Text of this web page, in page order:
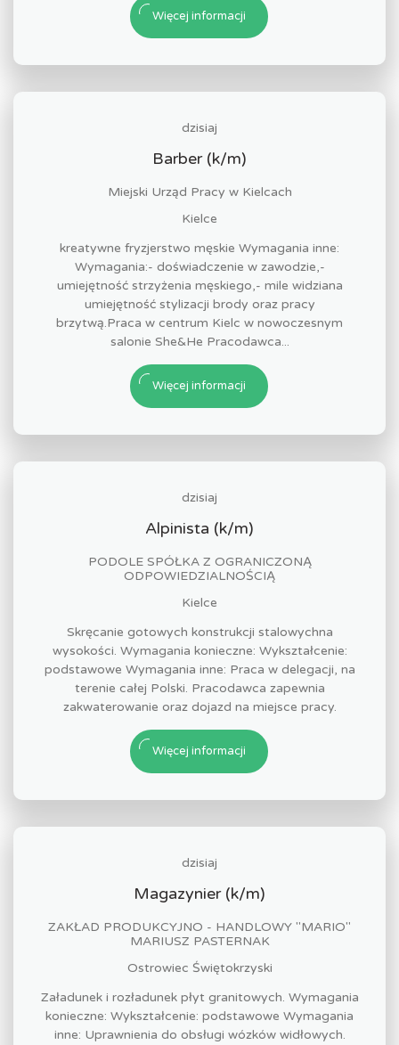
Więcej informacji
dzisiaj
Barber (k/m)
Miejski Urząd Pracy w Kielcach
Kielce
kreatywne fryzjerstwo męskie Wymagania inne:
Wymagania:- doświadczenie w zawodzie,-
umiejętność strzyżenia męskiego,- mile widziana
umiejętność stylizacji brody oraz pracy
brzytwą.Praca w centrum Kielc w nowoczesnym
salonie She&He Pracodawca...
Więcej informacji
dzisiaj
Alpinista (k/m)
PODOLE SPÓŁKA Z OGRANICZONĄ
ODPOWIEDZIALNOŚCIĄ
Kielce
Skręcanie gotowych konstrukcji stalowychna
wysokości. Wymagania konieczne: Wykształcenie:
podstawowe Wymagania inne: Praca w delegacji, na
terenie całej Polski. Pracodawca zapewnia
zakwaterowanie oraz dojazd na miejsce pracy.
Więcej informacji
dzisiaj
Magazynier (k/m)
ZAKŁAD PRODUKCYJNO - HANDLOWY "MARIO"
MARIUSZ PASTERNAK
Ostrowiec Świętokrzyski
Załadunek i rozładunek płyt granitowych. Wymagania
konieczne: Wykształcenie: podstawowe Wymagania
inne: Uprawnienia do obsługi wózków widłowych.